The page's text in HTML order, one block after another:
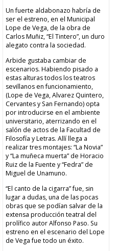
Un fuerte aldabonazo habría de
ser el estreno, en el Municipal
Lope de Vega, de la obra de
Carlos Muñiz, “El Tintero”, un duro
alegato contra la sociedad.
Arbide gustaba cambiar de
escenarios. Habiendo pisado a
estas alturas todos los teatros
sevillanos en funcionamiento,
(Lope de Vega, Alvarez Quintero,
Cervantes y San Fernando) opta
por introducirse en el ambiente
universitario, aterrizando en el
salón de actos de la Facultad de
Filosofía y Letras. Allí llega a
realizar tres montajes: “La Novia”
y “La muñeca muerta” de Horacio
Ruiz de la Fuente y “Fedra” de
Miguel de Unamuno.
“El canto de la cigarra” fue, sin
lugar a dudas, una de las pocas
obras que se podían salvar de la
extensa producción teatral del
prolífico autor Alfonso Paso. Su
estreno en el escenario del Lope
de Vega fue todo un éxito.